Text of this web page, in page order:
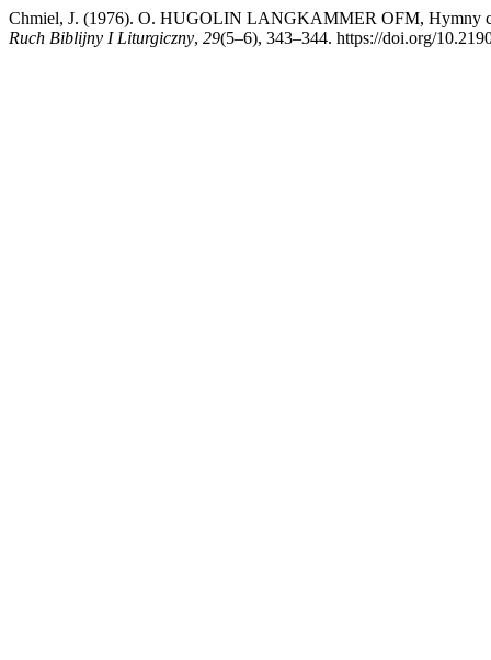
Chmiel, J. (1976). O. HUGOLIN LANGKAMMER OFM, Hymny
Ruch Biblijny I Liturgiczny, 29(5–6), 343–344. https://doi.org/